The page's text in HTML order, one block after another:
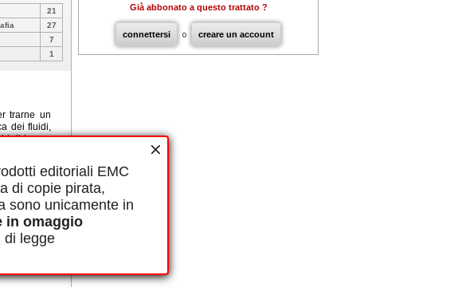
editoriali EMC
di copie pirata,
sono unicamente in
in omaggio
di legge
21
27
7
1
trarne un
dei fluidi,
di lavoro
ricevere
fisico-
contesto
e
Nuoto
Già abbonato a questo trattato ?
connettersi o creare un account